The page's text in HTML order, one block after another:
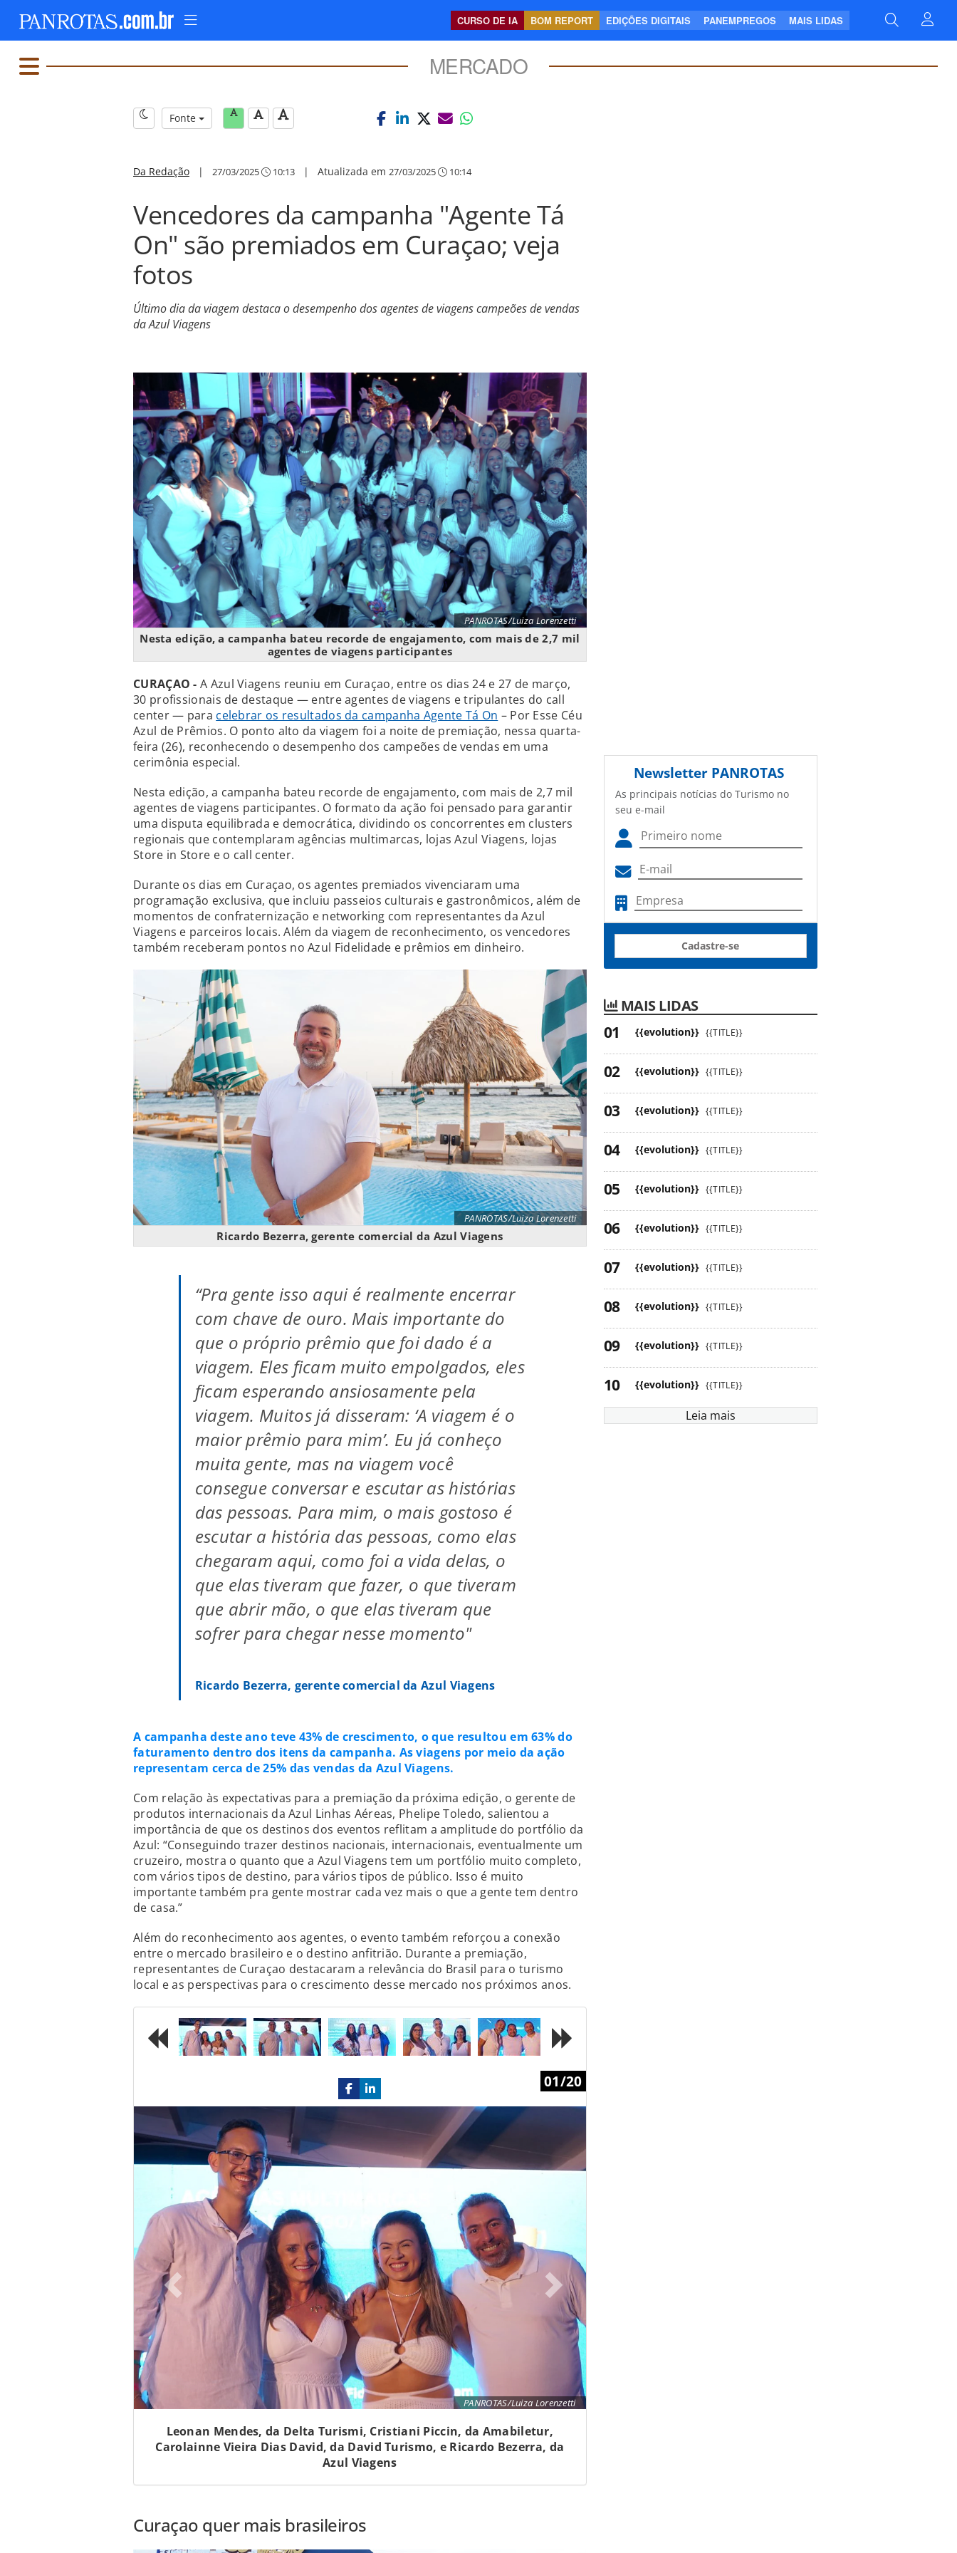
CURSO DE IA BOM REPORT EDIÇÕES DIGITAIS PANEMPREGOS MAIS LIDAS
MERCADO
Fonte
Da Redação | 27/03/2025 10:13 | Atualizada em 27/03/2025 10:14
Vencedores da campanha "Agente Tá
On" são premiados em Curaçao; veja
fotos
Último dia da viagem destaca o desempenho dos agentes de viagens campeões de vendas
da Azul Viagens
PANROTAS/Luiza Lorenzetti
Nesta edição, a campanha bateu recorde de engajamento, com mais de 2,7 mil
agentes de viagens participantes
CURAÇAO - A Azul Viagens reuniu em Curaçao, entre os dias 24 e 27 de março,
30 profissionais de destaque — entre agentes de viagens e tripulantes do call
center — para celebrar os resultados da campanha Agente Tá On – Por Esse Céu
Azul de Prêmios. O ponto alto da viagem foi a noite de premiação, nessa quarta-
feira (26), reconhecendo o desempenho dos campeões de vendas em uma
cerimônia especial.
Nesta edição, a campanha bateu recorde de engajamento, com mais de 2,7 mil
agentes de viagens participantes. O formato da ação foi pensado para garantir
uma disputa equilibrada e democrática, dividindo os concorrentes em clusters
regionais que contemplaram agências multimarcas, lojas Azul Viagens, lojas
Store in Store e o call center.
Durante os dias em Curaçao, os agentes premiados vivenciaram uma
programação exclusiva, que incluiu passeios culturais e gastronômicos, além de
momentos de confraternização e networking com representantes da Azul
Viagens e parceiros locais. Além da viagem de reconhecimento, os vencedores
também receberam pontos no Azul Fidelidade e prêmios em dinheiro.
PANROTAS/Luiza Lorenzetti
Ricardo Bezerra, gerente comercial da Azul Viagens
“Pra gente isso aqui é realmente encerrar
com chave de ouro. Mais importante do
que o próprio prêmio que foi dado é a
viagem. Eles ficam muito empolgados, eles
ficam esperando ansiosamente pela
viagem. Muitos já disseram: ‘A viagem é o
maior prêmio para mim’. Eu já conheço
muita gente, mas na viagem você
consegue conversar e escutar as histórias
das pessoas. Para mim, o mais gostoso é
escutar a história das pessoas, como elas
chegaram aqui, como foi a vida delas, o
que elas tiveram que fazer, o que tiveram
que abrir mão, o que elas tiveram que
sofrer para chegar nesse momento"
Ricardo Bezerra, gerente comercial da Azul Viagens
A campanha deste ano teve 43% de crescimento, o que resultou em 63% do
faturamento dentro dos itens da campanha. As viagens por meio da ação
representam cerca de 25% das vendas da Azul Viagens.
Com relação às expectativas para a premiação da próxima edição, o gerente de
produtos internacionais da Azul Linhas Aéreas, Phelipe Toledo, salientou a
importância de que os destinos dos eventos reflitam a amplitude do portfólio da
Azul: “Conseguindo trazer destinos nacionais, internacionais, eventualmente um
cruzeiro, mostra o quanto que a Azul Viagens tem um portfólio muito completo,
com vários tipos de destino, para vários tipos de público. Isso é muito
importante também pra gente mostrar cada vez mais o que a gente tem dentro
de casa.”
Além do reconhecimento aos agentes, o evento também reforçou a conexão
entre o mercado brasileiro e o destino anfitrião. Durante a premiação,
representantes de Curaçao destacaram a relevância do Brasil para o turismo
local e as perspectivas para o crescimento desse mercado nos próximos anos.
PANROTAS/Luiza Lorenzetti
01/20
Leonan Mendes, da Delta Turismi, Cristiani Piccin, da Amabiletur,
Carolainne Vieira Dias David, da David Turismo, e Ricardo Bezerra, da
Azul Viagens
Next
Curaçao quer mais brasileiros
Newsletter PANROTAS
As principais notícias do Turismo no
seu e-mail
Cadastre-se
MAIS LIDAS
{{evolution}} {{TITLE}}
{{evolution}} {{TITLE}}
{{evolution}} {{TITLE}}
{{evolution}} {{TITLE}}
{{evolution}} {{TITLE}}
{{evolution}} {{TITLE}}
{{evolution}} {{TITLE}}
{{evolution}} {{TITLE}}
{{evolution}} {{TITLE}}
{{evolution}} {{TITLE}}
Leia mais